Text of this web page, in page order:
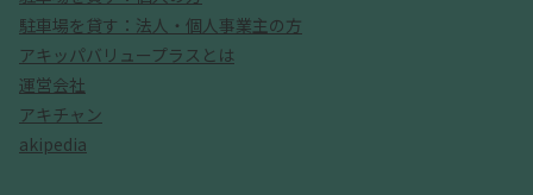
駐車場を貸す：法人・個人事業主の方
アキッパバリュープラスとは
運営会社
アキチャン
akipedia